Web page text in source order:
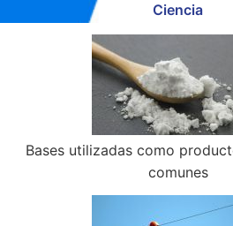
Ciencia
Bases utilizadas como
comunes